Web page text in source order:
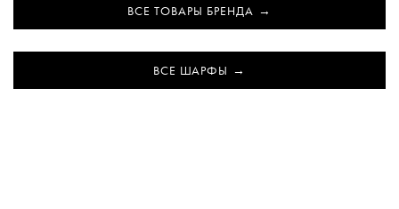
ВСЕ ТОВАРЫ БРЕНДА
ВСЕ ШАРФЫ